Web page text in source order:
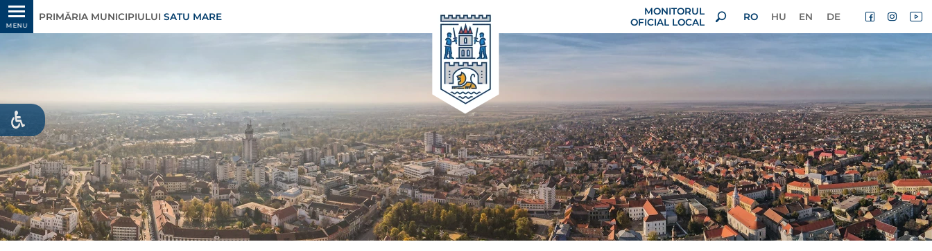
MENU
PRIMĂRIA MUNICIPIULUI SATU MARE
MONITORUL
OFICIAL LOCAL
RO HU EN DE